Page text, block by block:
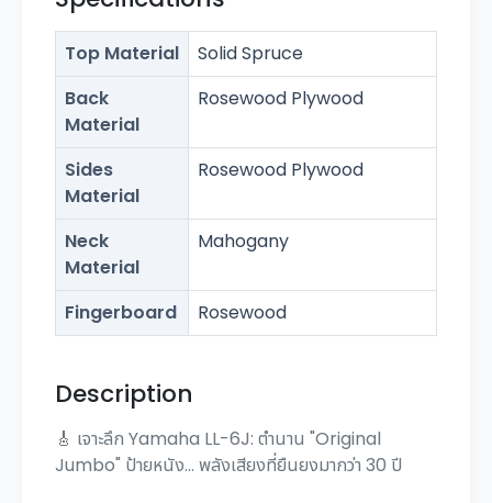
Top Material
Solid Spruce
Back
Material
Rosewood Plywood
Sides
Material
Rosewood Plywood
Neck
Material
Mahogany
Fingerboard Rosewood
Description
🎸 เจาะลึก Yamaha LL-6J: ตำนาน "Original
Jumbo" ป้ายหนัง... พลังเสียงที่ยืนยงมากว่า 30 ปี